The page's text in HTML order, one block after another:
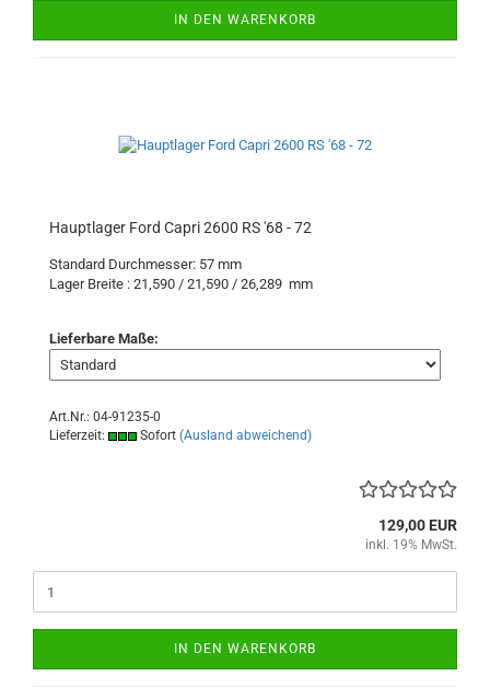
IN DEN WARENKORB
Hauptlager Ford Capri 2600 RS '68 - 72
Standard Durchmesser: 57 mm
Lager Breite : 21,590 / 21,590 / 26,289 mm
Lieferbare Maße:
Art.Nr.: 04-91235-0
Lieferzeit:
Sofort (Ausland abweichend)
129,00 EUR
inkl. 19% MwSt.
IN DEN WARENKORB